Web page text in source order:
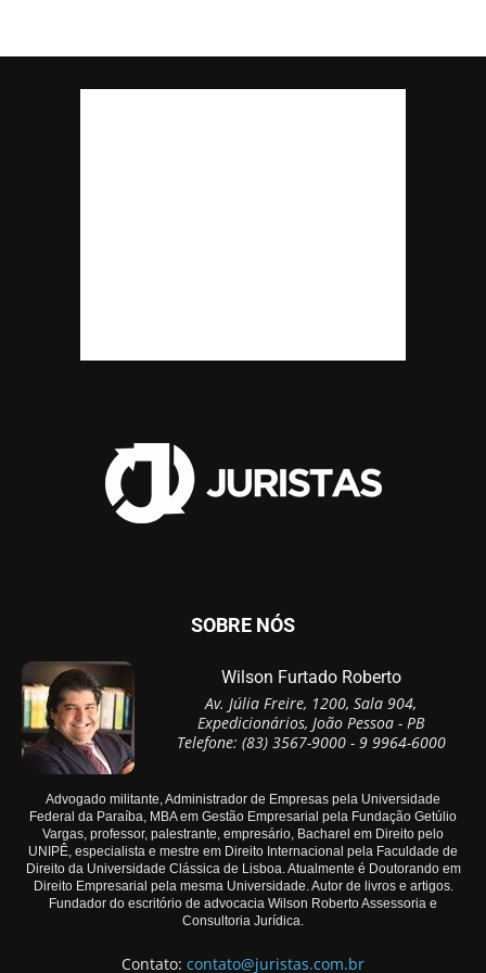
SOBRE NÓS
Wilson Furtado Roberto
Av. Júlia Freire, 1200, Sala 904,
Expedicionários, João Pessoa - PB
Telefone: (83) 3567-9000 - 9 9964-6000
Advogado militante, Administrador de Empresas pela Universidade
Federal da Paraíba, MBA em Gestão Empresarial pela Fundação Getúlio
Vargas, professor, palestrante, empresário, Bacharel em Direito pelo
UNIPÊ, especialista e mestre em Direito Internacional pela Faculdade de
Direito da Universidade Clássica de Lisboa. Atualmente é Doutorando em
Direito Empresarial pela mesma Universidade. Autor de livros e artigos.
Fundador do escritório de advocacia Wilson Roberto Assessoria e
Consultoria Jurídica.
Contato: contato@juristas.com.br